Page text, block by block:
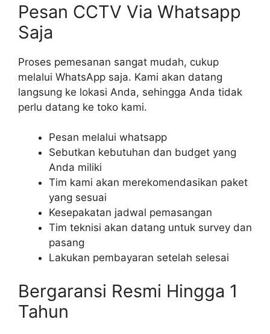
Pesan CCTV Via Whatsapp
Saja
Proses pemesanan sangat mudah, cukup
melalui WhatsApp saja. Kami akan datang
langsung ke lokasi Anda, sehingga Anda tidak
perlu datang ke toko kami.
Pesan melalui whatsapp
Sebutkan kebutuhan dan budget yang
Anda miliki
Tim kami akan merekomendasikan paket
yang sesuai
Kesepakatan jadwal pemasangan
Tim teknisi akan datang untuk survey dan
pasang
Lakukan pembayaran setelah selesai
Bergaransi Resmi Hingga 1
Tahun